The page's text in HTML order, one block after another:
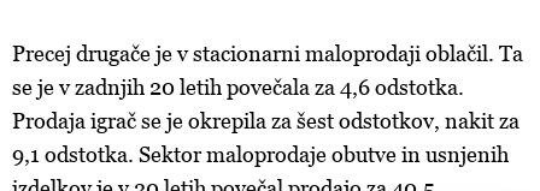
Precej drugače je v stacionarni maloprodaji oblačil. Ta
se je v zadnjih 20 letih povečala za 4,6 odstotka.
Prodaja igrač se je okrepila za šest odstotkov, nakit za
9,1 odstotka. Sektor maloprodaje obutve in usnjenih